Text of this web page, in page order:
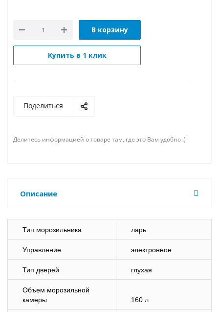
В корзину
Купить в 1 клик
Поделиться
Делитесь информацией о товаре там, где это Вам удобно :)
Описание
Тип морозильника ларь
Управление электронное
Тип дверей глухая
Объем морозильной
камеры
160 л